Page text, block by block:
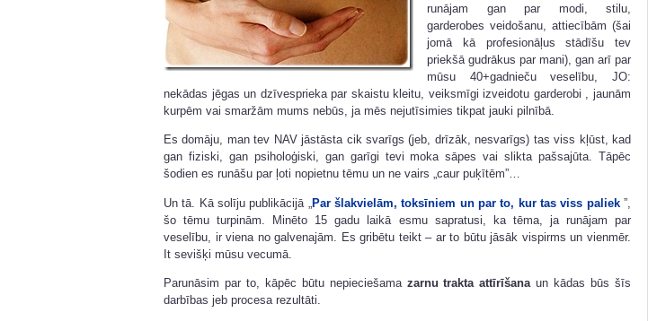
runājam gan par modi, stilu,
garderobes veidošanu, attiecībām (šai
jomā kā profesionāļus stādīšu tev
priekšā gudrākus par mani), gan arī par
mūsu 40+gadnieču veselību, JO:
nekādas jēgas un dzīvesprieka par skaistu kleitu, veiksmīgi izveidotu garderobi , jaunām
kurpēm vai smaržām mums nebūs, ja mēs nejutīsimies tikpat jauki pilnībā.
Es domāju, man tev NAV jāstāsta cik svarīgs (jeb, drīzāk, nesvarīgs) tas viss kļūst, kad
gan fiziski, gan psiholoģiski, gan garīgi tevi moka sāpes vai slikta pašsajūta. Tāpēc
šodien es runāšu par ļoti nopietnu tēmu un ne vairs „caur puķītēm”…
Un tā. Kā solīju publikācijā „ Par šlakvielām, toksīniem un par to, kur tas viss paliek ”,
šo tēmu turpinām. Minēto 15 gadu laikā esmu sapratusi, ka tēma, ja runājam par
veselību, ir viena no galvenajām. Es gribētu teikt – ar to būtu jāsāk vispirms un vienmēr.
It sevišķi mūsu vecumā.
Parunāsim par to, kāpēc būtu nepieciešama zarnu trakta attīrīšana un kādas būs šīs
darbības jeb procesa rezultāti.